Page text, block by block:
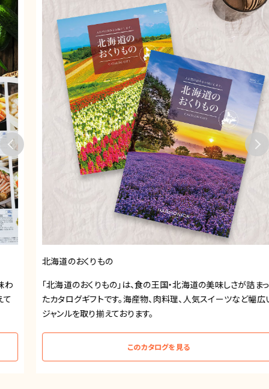
北海道のおくりもの
「北海道のおくりもの」は、食の王国・北海道の美味しさが詰まっ
たカタログギフトです。海産物、肉料理、人気スイーツなど幅広い
ジャンルを取り揃えております。
このカタログを見る